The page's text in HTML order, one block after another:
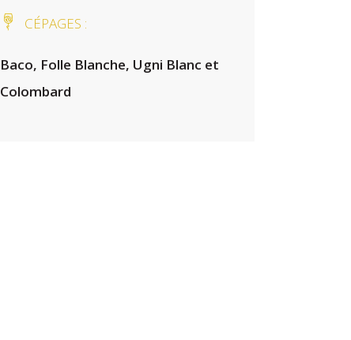
CÉPAGES :
Baco, Folle Blanche, Ugni Blanc et
Colombard